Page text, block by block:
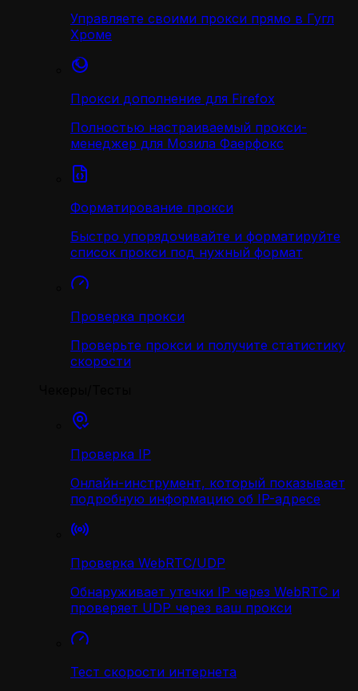
Управляете своими прокси прямо в Гугл
Хроме
Прокси дополнение для Firefox
Полностью настраиваемый прокси-
менеджер для Мозила Фаерфокс
Форматирование прокси
Быстро упорядочивайте и форматируйте
список прокси под нужный формат
Проверка прокси
Проверьте прокси и получите статистику
скорости
Проверка IP
Онлайн-инструмент, который показывает
подробную информацию об IP-адресе
Проверка WebRTC/UDP
Обнаруживает утечки IP через WebRTC и
проверяет UDP через ваш прокси
Тест скорости интернета